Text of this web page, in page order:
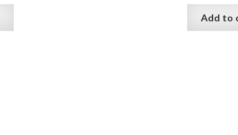
Add to